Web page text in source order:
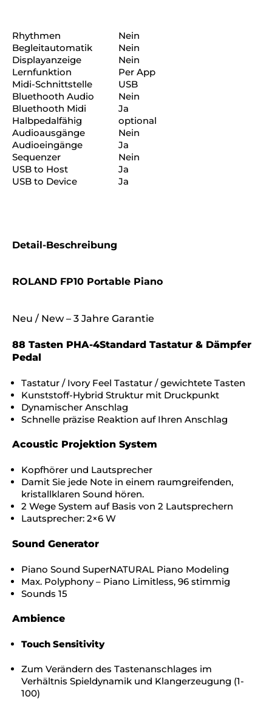
Rhythmen
Nein
Begleitautomatik
Nein
Displayanzeige
Nein
Lernfunktion
Per App
Midi-Schnittstelle
USB
Bluethooth Audio
Nein
Bluethooth Midi
Ja
Halbpedalfähig
optional
Audioausgänge
Nein
Audioeingänge
Ja
Sequenzer
Nein
USB to Host
Ja
USB to Device
Ja
Detail-Beschreibung
ROLAND FP10 Portable Piano
Neu / New – 3 Jahre Garantie
88 Tasten PHA-4Standard Tastatur & Dämpfer
Pedal
Tastatur / Ivory Feel Tastatur / gewichtete Tasten
Kunststoff-Hybrid Struktur mit Druckpunkt
Dynamischer Anschlag
Schnelle präzise Reaktion auf Ihren Anschlag
Acoustic Projektion System
Kopfhörer und Lautsprecher
Damit Sie jede Note in einem raumgreifenden,
kristallklaren Sound hören.
2 Wege System auf Basis von 2 Lautsprechern
Lautsprecher: 2×6 W
Sound Generator
Piano Sound SuperNATURAL Piano Modeling
Max. Polyphony – Piano Limitless, 96 stimmig
Sounds 15
Ambience
Touch Sensitivity
Zum Verändern des Tastenanschlages im
Verhältnis Spieldynamik und Klangerzeugung (1-
100)